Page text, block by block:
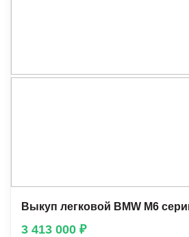
Выкуп легковой BMW М6
3 413 000 ₽